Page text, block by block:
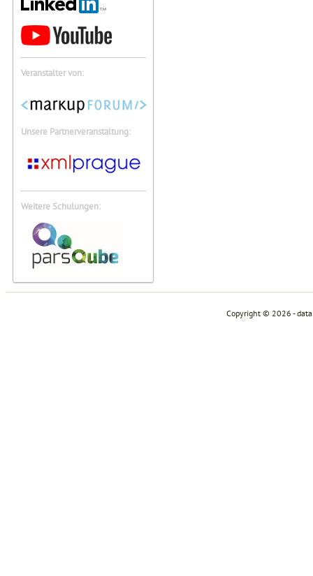
Veranstalter von:
Unsere Partnerveranstaltung:
Weitere Schulungen:
Copyright © 2026 -